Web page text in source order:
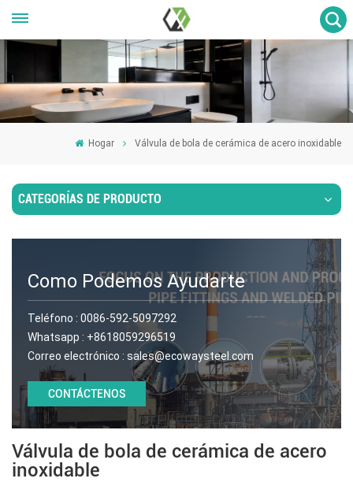
Hogar Válvula de bola de cerámica de acero inoxidable
CATEGORÍAS DE PRODUCTO
Como Podemos Ayudarte
Teléfono : 0086-592-5097292
Whatsapp : +8618059296519
Correo electrónico : sales@ecowaysteel.com
CONTÁCTENOS
Válvula de bola de cerámica de acero
inoxidable